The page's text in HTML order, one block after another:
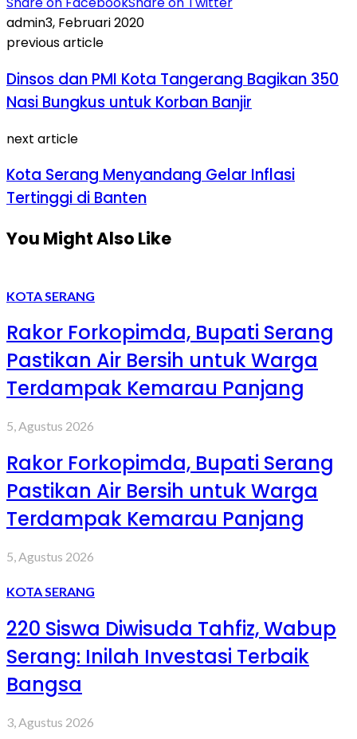
admin3, Februari 2020
previous article
Dinsos dan PMI Kota Tangerang Bagikan 350
Nasi Bungkus untuk Korban Banjir
next article
Kota Serang Menyandang Gelar Inflasi
Tertinggi di Banten
You Might Also Like
KOTA SERANG
Rakor Forkopimda, Bupati Serang
Pastikan Air Bersih untuk Warga
Terdampak Kemarau Panjang
5, Agustus 2026
Rakor Forkopimda, Bupati Serang
Pastikan Air Bersih untuk Warga
Terdampak Kemarau Panjang
5, Agustus 2026
KOTA SERANG
220 Siswa Diwisuda Tahfiz, Wabup
Serang: Inilah Investasi Terbaik
Bangsa
3, Agustus 2026